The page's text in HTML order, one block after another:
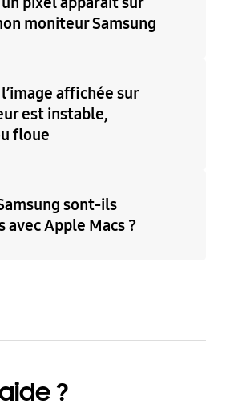
moniteur Samsung
affichée sur
est instable,
floue
sont-ils
avec Apple Macs ?
?